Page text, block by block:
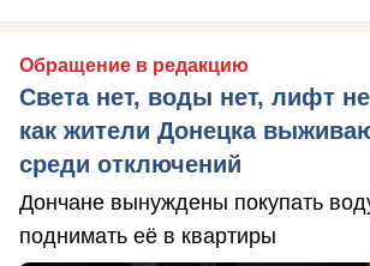
Обращение в редакцию
Света нет, воды нет, лифт не
как жители Донецка
среди отключений
Дончане вынуждены покупать
поднимать её в квартиры